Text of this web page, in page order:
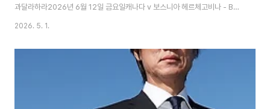
과달라하라2026년 6월 12일 금요일캐나다 v 보스니아 헤르체고비나 - B조
– 토론토 스타디움 미국 v 파라과이 - D조 – 로스앤젤레스 스타디움2026년
예 – D조 - BC 플레이스 밴쿠버 브라질 v 모로코 – C조 - 뉴욕 뉴저지 스타디
움 카타르 v 스위스 – B조 - 샌프란시스코 베이 에어리어 스타디움2026년 6
월 14일 일요일코트디부아르 v 에콰도르 – E조 - 필라델피아 스타디움 독일 v
퀴라소 – E조 - 휴스턴 스타디움 네덜란드 v 일본 ..
2026. 5. 1.